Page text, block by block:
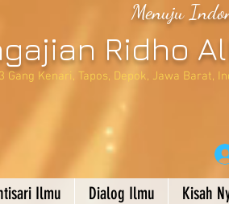
Menuju
Ridho
Kenari, Tapos, Depok, Jawa Barat,
Ilmu Dialog Ilmu Kisah